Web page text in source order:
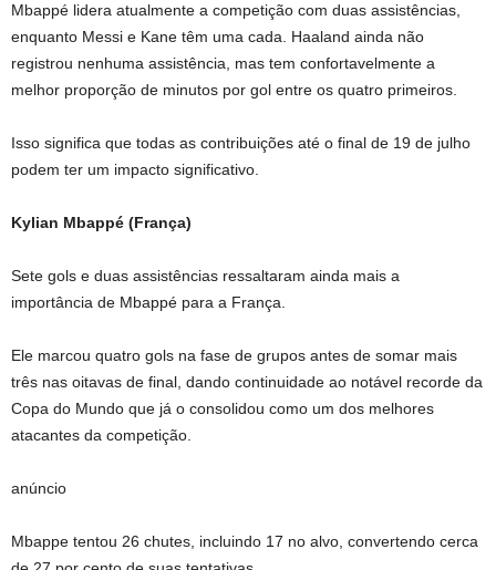
Mbappé lidera atualmente a competição com duas assistências,
enquanto Messi e Kane têm uma cada. Haaland ainda não
registrou nenhuma assistência, mas tem confortavelmente a
melhor proporção de minutos por gol entre os quatro primeiros.
Isso significa que todas as contribuições até o final de 19 de julho
podem ter um impacto significativo.
Kylian Mbappé (França)
Sete gols e duas assistências ressaltaram ainda mais a
importância de Mbappé para a França.
Ele marcou quatro gols na fase de grupos antes de somar mais
três nas oitavas de final, dando continuidade ao notável recorde da
Copa do Mundo que já o consolidou como um dos melhores
atacantes da competição.
anúncio
Mbappe tentou 26 chutes, incluindo 17 no alvo, convertendo cerca